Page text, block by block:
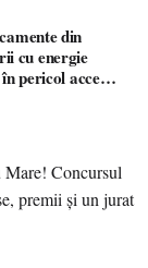
din
cu energie
pericol accesul